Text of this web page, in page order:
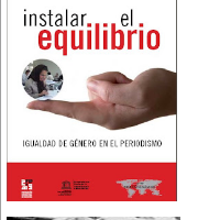
derechos de las mujeres.
5 de marzo:
En Dijon fallece Gabrielle Suchon
(1703), notable filósofa francesa,
autora del Tratado de la moral y
de la política (1693), la primera
obra explícitamente filosófica
escrita por una mujer en el
8 de marzo:
nace Juana Fernández Morales
(1895-1980), poeta conocida